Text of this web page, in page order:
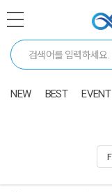
NEW BEST EVENT